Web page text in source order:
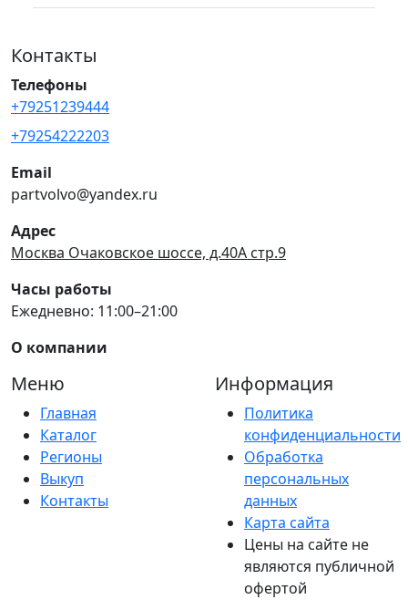
Контакты
Телефоны
+79251239444
+79254222203
Email
partvolvo@yandex.ru
Адрес
Москва Очаковское шоссе, д.40А стр.9
Часы работы
Ежедневно: 11:00–21:00
О компании
Меню
Главная
Каталог
Регионы
Выкуп
Контакты
Информация
Политика
конфиденциальности
Обработка
персональных
данных
Карта сайта
Цены на сайте не
являются публичной
офертой